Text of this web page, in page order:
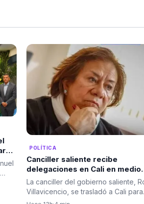
POLÍTICA
Canciller saliente recibe
delegaciones en Cali en medio
del rechazo de algunas que ha
llevado a cambios en el
diplomático
La canciller del gobierno saliente,
Villavicencio, se trasladó a Cali para
encabezar el…